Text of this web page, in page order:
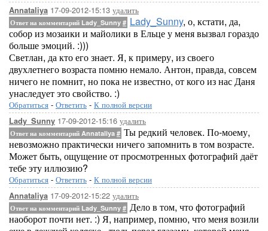
Annataliya 17-09-2012-15:13 удалить
Ответ на комментарий Lady_Sunny # Lady_Sunny, о, кстати, да,
собор из мозаики и майолики в Ельце у меня вызвал гораздо
больше эмоций. :)))
Светлан, да кто его знает. Я, к примеру, из своего
двухлетнего возраста помню немало. Антон, правда, совсем
ничего не помнит, но пока не известно, от кого из нас Даня
унаследует это свойство. :)
Обратиться - Ответить - К полной версии
Lady_Sunny 17-09-2012-15:16 удалить
Ответ на комментарий Annataliya # Ты редкий человек. По-моему,
невозможно практически ничего запомнить в том возрасте.
Может быть, ощущение от просмотренных фотографий даёт
тебе эту иллюзию?
Обратиться - Ответить - К полной версии
Annataliya 17-09-2012-15:22 удалить
Ответ на комментарий Lady_Sunny # Дело в том, что фотографий
наоборот почти нет. :) Я, например, помню, что меня возили